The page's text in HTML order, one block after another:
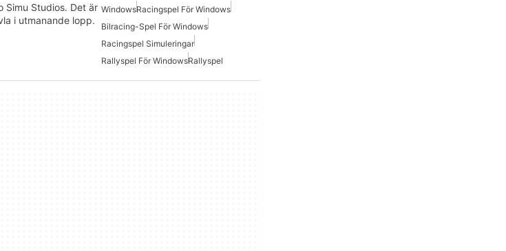
Simu Studios. Det är
i utmanande lopp.
WindowsRacingspel För Windows
Bilracing-Spel För Windows
Racingspel Simuleringar
Rallyspel För WindowsRallyspel